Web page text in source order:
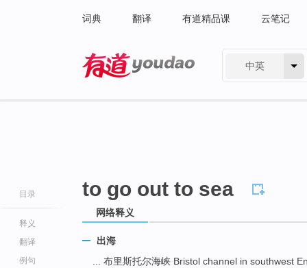
词典 翻译 有道精品课 云笔记
中英
目录
释义
翻译
例句
to go out to sea
网络释义
出海
... 布里斯托尔海峡 Bristol channel in southwest